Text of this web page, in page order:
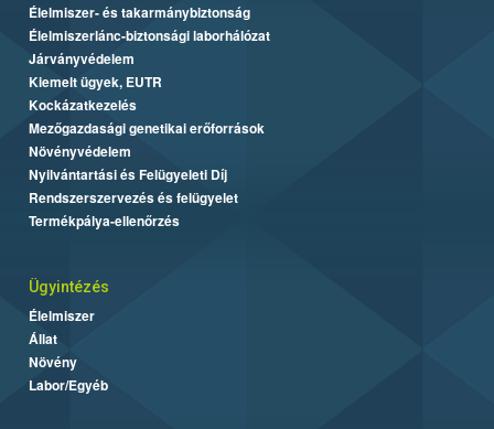
Élelmiszer- és takarmánybiztonság
Élelmiszerlánc-biztonsági laborhálózat
Járványvédelem
Kiemelt ügyek, EUTR
Kockázatkezelés
Mezőgazdasági genetikai erőforrások
Növényvédelem
Nyilvántartási és Felügyeleti Díj
Rendszerszervezés és felügyelet
Termékpálya-ellenőrzés
Ügyintézés
Élelmiszer
Állat
Növény
Labor/Egyéb